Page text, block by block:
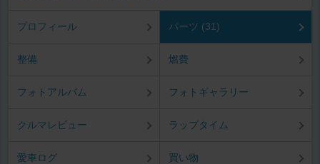
プロフィール パーツ (31)
整備 燃費
フォトアルバム フォトギャラリー
クルマレビュー ラップタイム
愛車ログ 買い物